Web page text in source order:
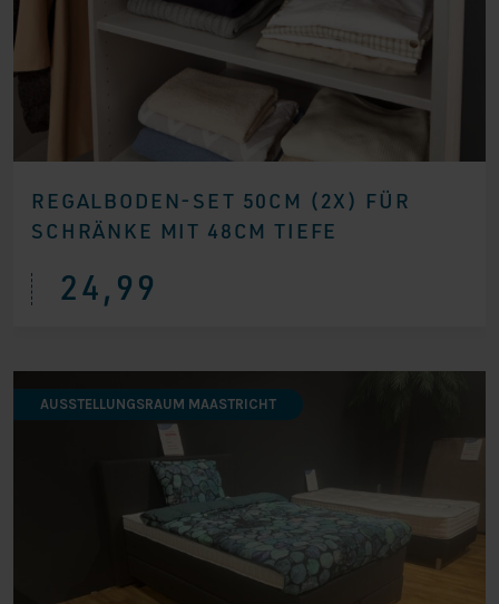
REGALBODEN-SET 50CM (2X) FÜR
SCHRÄNKE MIT 48CM TIEFE
24,99
AUSSTELLUNGSRAUM MAASTRICHT